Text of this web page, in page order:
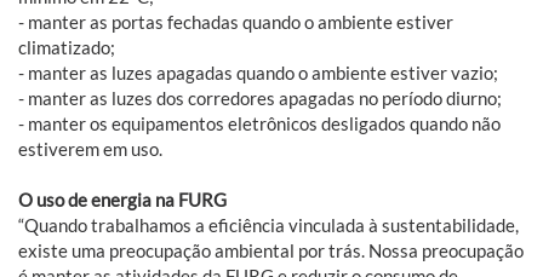
- manter as portas fechadas quando o ambiente estiver
climatizado;
- manter as luzes apagadas quando o ambiente estiver vazio;
- manter as luzes dos corredores apagadas no período diurno;
- manter os equipamentos eletrônicos desligados quando não
estiverem em uso.
O uso de energia na FURG
“Quando trabalhamos a eficiência vinculada à sustentabilidade,
existe uma preocupação ambiental por trás. Nossa preocupação